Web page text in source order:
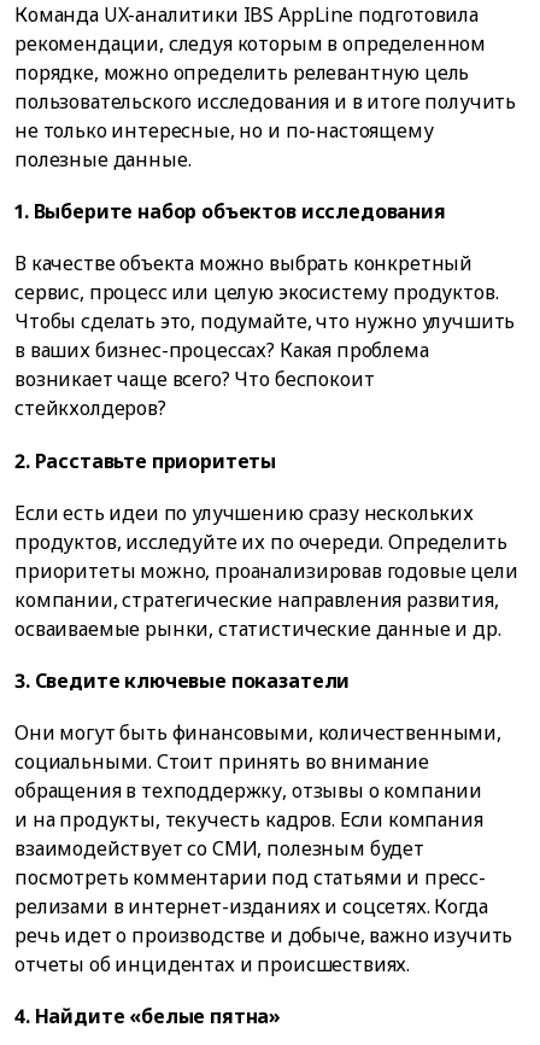
Команда UX-аналитики IBS AppLine подготовила
рекомендации, следуя которым в определенном
порядке, можно определить релевантную цель
пользовательского исследования и в итоге получить
не только интересные, но и по-настоящему
полезные данные.
1. Выберите набор объектов исследования
В качестве объекта можно выбрать конкретный
сервис, процесс или целую экосистему продуктов.
Чтобы сделать это, подумайте, что нужно улучшить
в ваших бизнес-процессах? Какая проблема
возникает чаще всего? Что беспокоит
стейкхолдеров?
2. Расставьте приоритеты
Если есть идеи по улучшению сразу нескольких
продуктов, исследуйте их по очереди. Определить
приоритеты можно, проанализировав годовые цели
компании, стратегические направления развития,
осваиваемые рынки, статистические данные и др.
3. Сведите ключевые показатели
Они могут быть финансовыми, количественными,
социальными. Стоит принять во внимание
обращения в техподдержку, отзывы о компании
и на продукты, текучесть кадров. Если компания
взаимодействует со СМИ, полезным будет
посмотреть комментарии под статьями и пресс-
релизами в интернет-изданиях и соцсетях. Когда
речь идет о производстве и добыче, важно изучить
отчеты об инцидентах и происшествиях.
4. Найдите «белые пятна»